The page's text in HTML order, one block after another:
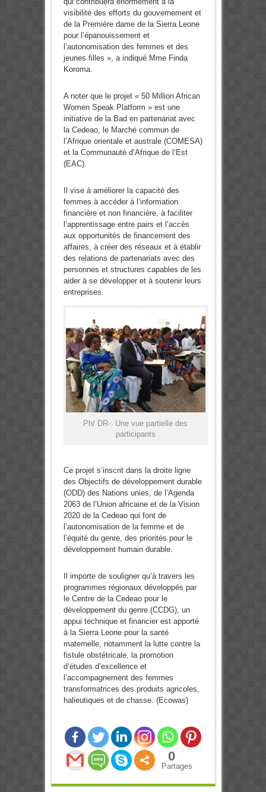
visibilité des efforts du gouvernement et
de la Première dame de la Sierra Leone
pour l’épanouissement et
l’autonomisation des femmes et des
jeunes filles », a indiqué Mme Finda
Koroma.
A noter que le projet « 50 Million African
Women Speak Platform » est une
initiative de la Bad en partenariat avec
la Cedeao, le Marché commun de
l’Afrique orientale et australe (COMESA)
et la Communauté d’Afrique de l’Est
(EAC).
Il vise à améliorer la capacité des
femmes à accéder à l’information
financière et non financière, à faciliter
l’apprentissage entre pairs et l’accès
aux opportunités de financement des
affaires, à créer des réseaux et à établir
des relations de partenariats avec des
personnes et structures capables de les
aider à se développer et à soutenir leurs
entreprises.
Ph/ DR-: Une vue partielle des
participants
Ce projet s’inscrit dans la droite ligne
des Objectifs de développement durable
(ODD) des Nations unies, de l’Agenda
2063 de l’Union africaine et de la Vision
2020 de la Cedeao qui font de
l’autonomisation de la femme et de
l’équité du genre, des priorités pour le
développement humain durable.
Il importe de souligner qu’à travers les
programmes régionaux développés par
le Centre de la Cedeao pour le
développement du genre (CCDG), un
appui technique et financier est apporté
à la Sierra Leone pour la santé
maternelle, notamment la lutte contre la
fistule obstétricale, la promotion
d’études d’excellence et
l’accompagnement des femmes
transformatrices des produits agricoles,
halieutiques et de chasse. (Ecowas)
0
Partages